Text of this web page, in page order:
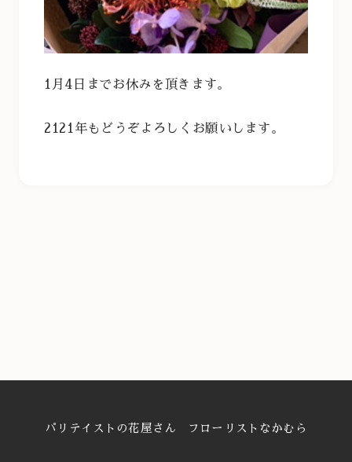
1月4日までお休みを頂きます。
2121年もどうぞよろしくお願いします。
パリテイストの花屋さん フローリストなかむら